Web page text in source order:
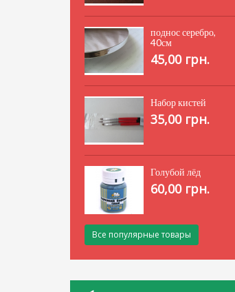
поднос серебро,
40см
45,00 грн.
Набор кистей
35,00 грн.
Голубой лёд
60,00 грн.
Все популярные товары